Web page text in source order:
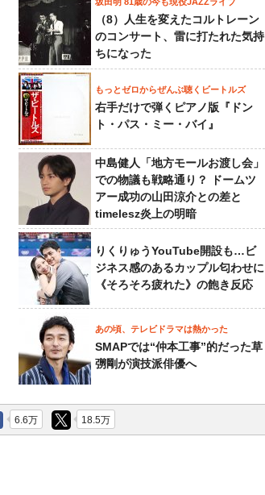
（8）人生を変えたコルトレーン
のコンサート、雷に打たれた気持
ちになった
もっとゼロからぜんぶ聴くビートルズ
右手だけで弾くピアノ版『ドン
ト・パス・ミー・バイ』
中島健人「地方モールお渡し会」
での物議も戦略通り？ ドームツ
アー成功の山田涼介との差と
timelesz炎上の明暗
りくりゅうYouTube開設も…ビ
ジネス感のあるカップル匂わせに
《そろそろ疲れた》の飽き反応
あの頃、テレビドラマは熱かった
SMAPでは“仲本工事”的だった草
彅剛が演技派俳優へ
6.6万 18.5万